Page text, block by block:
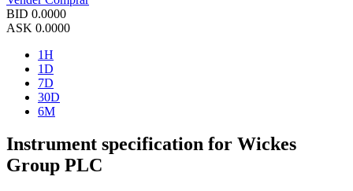
BID 0.0000
ASK 0.0000
1H
1D
7D
30D
6M
Instrument specification for Wickes
Group PLC